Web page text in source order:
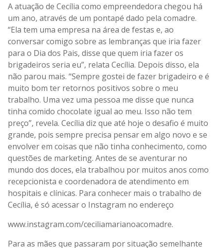
A atuação de Cecília como empreendedora chegou há
um ano, através de um pontapé dado pela comadre.
“Ela tem uma empresa na área de festas e, ao
conversar comigo sobre as lembranças que iria fazer
para o Dia dos Pais, disse que quem iria fazer os
brigadeiros seria eu”, relata Cecília. Depois disso, ela
não parou mais. “Sempre gostei de fazer brigadeiro e é
muito bom ter retornos positivos sobre o meu
trabalho. Uma vez uma pessoa me disse que nunca
tinha comido chocolate igual ao meu. Isso não tem
preço”, revela. Cecília diz que até hoje o desafio é muito
grande, pois sempre precisa pensar em algo novo e se
envolver em coisas que não tinha conhecimento, como
questões de marketing. Antes de se aventurar no
mundo dos doces, ela trabalhou por muitos anos como
recepcionista e coordenadora de atendimento em
hospitais e clínicas. Para conhecer mais o trabalho de
Cecília, é só acessar o Instagram no endereço
www.instagram.com/ceciliamarianoacomadre.
Para as mães que passaram por situação semelhante